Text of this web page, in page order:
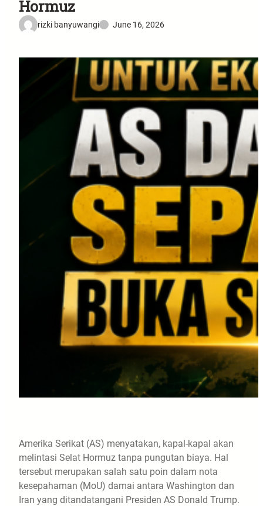
Hormuz
rizki banyuwangi June 16, 2026
Amerika Serikat (AS) menyatakan, kapal-kapal akan
melintasi Selat Hormuz tanpa pungutan biaya. Hal
tersebut merupakan salah satu poin dalam nota
kesepahaman (MoU) damai antara Washington dan
Iran yang ditandatangani Presiden AS Donald Trump.